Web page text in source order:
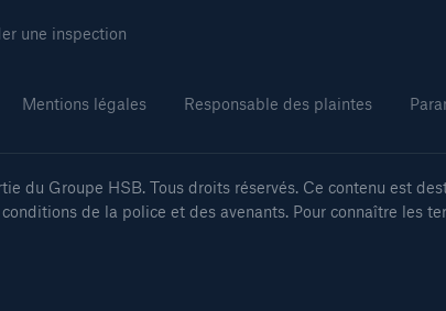
une inspection
Mentions légales Responsable des plaintes
du Groupe HSB. Tous droits réservés. Ce contenu est
de la police et des avenants. Pour connaître les